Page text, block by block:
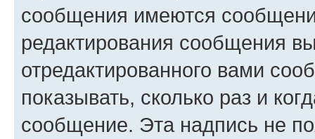
сообщения имеются
редактирования сообщения
отредактированного вами
показывать, сколько раз и
сообщение. Эта надпись не